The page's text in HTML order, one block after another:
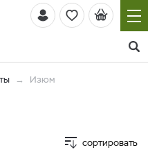
Изюм
сортировать